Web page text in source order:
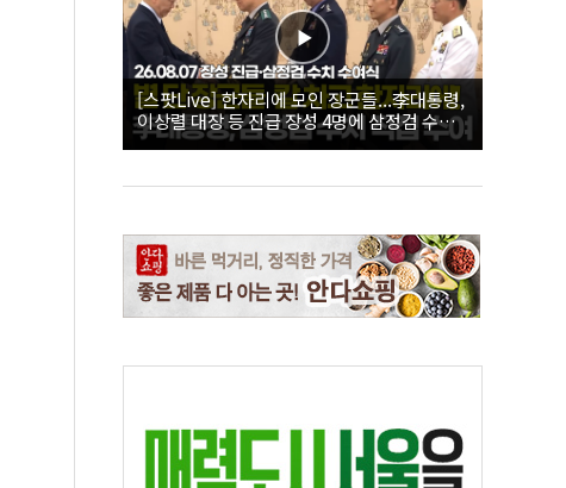
[스팟Live] 한자리에 모인 장군들...李대통령,
이상렬 대장 등 진급 장성 4명에 삼정검 수치
직접 수여｜26.08.07 장성 진급·삼정검 수치